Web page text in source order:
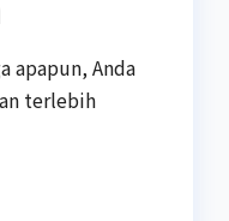
apapun, Anda
terlebih